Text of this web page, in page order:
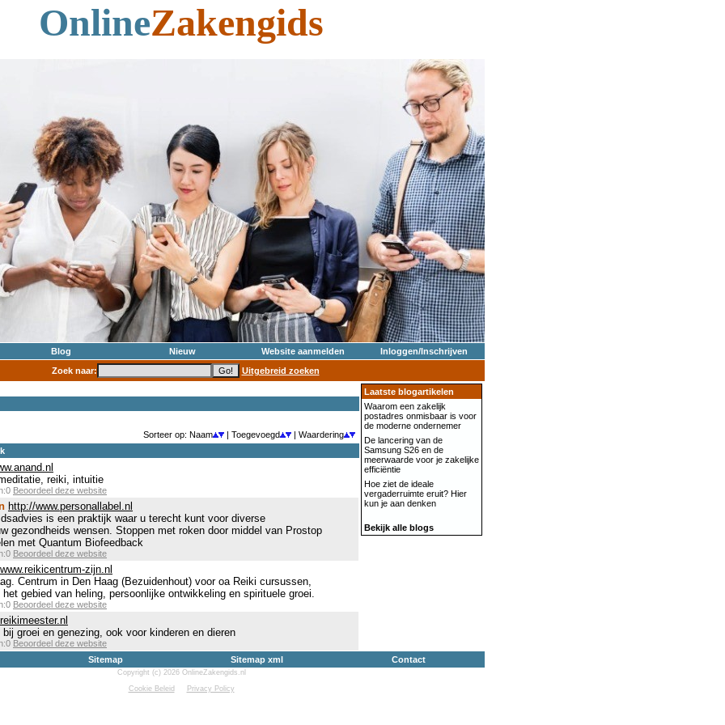
OnlineZakengids
Blog Nieuw Website aanmelden
Inloggen/Inschrijven
Zoek naar:
Uitgebreid zoeken
Sorteer op: Naam | Toegevoegd
| Waardering
reiki, intuitie
Beoordeel deze website
http://www.personallabel.nl
is een praktijk waar u terecht kunt voor diverse
gezondheids wensen. Stoppen met roken door middel van Prostop
met Quantum Biofeedback
Beoordeel deze website
zijn.nl
Centrum in Den Haag (Bezuidenhout) voor oa Reiki cursussen,
gebied van heling, persoonlijke ontwikkeling en spirituele groei.
Beoordeel deze website
groei en genezing, ook voor kinderen en dieren
Beoordeel deze website
Laatste blogartikelen
Waarom een zakelijk
postadres onmisbaar is voor
de moderne ondernemer
De lancering van de
Samsung S26 en de
meerwaarde voor je zakelijke
efficiëntie
Hoe ziet de ideale
vergaderruimte eruit? Hier
kun je aan denken
Bekijk alle blogs
Sitemap Sitemap xml Contact
Copyright (c) 2026 OnlineZakengids.nl
Cookie Beleid
Privacy Policy